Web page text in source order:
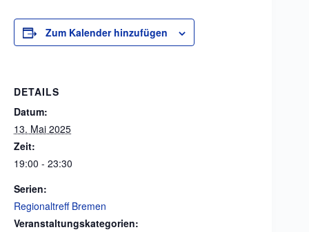
Zum Kalender hinzufügen
DETAILS
Datum:
13. Mai 2025
Zeit:
19:00 - 23:30
Serien:
Regionaltreff Bremen
Veranstaltungskategorien: